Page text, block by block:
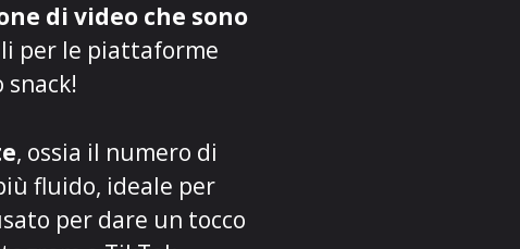
di video che sono
per le piattaforme
, ossia il numero di
fluido, ideale per
per dare un tocco